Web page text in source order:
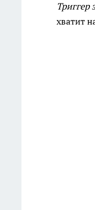
Триггер
хватит